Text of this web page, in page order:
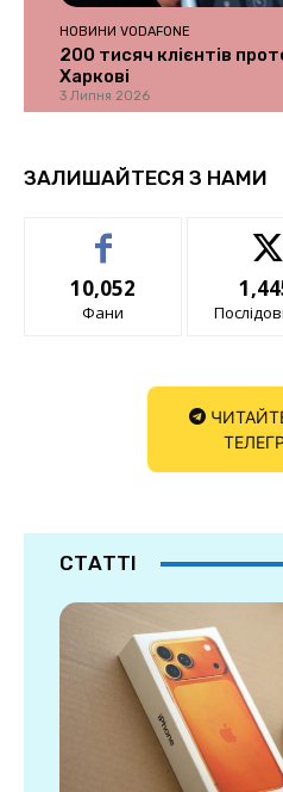
НОВИНИ VODAFONE
200 тисяч клієнтів
Харкові
3 Липня 2026
ЗАЛИШАЙТЕСЯ З НАМИ
10,052
Фани
СТАТТІ